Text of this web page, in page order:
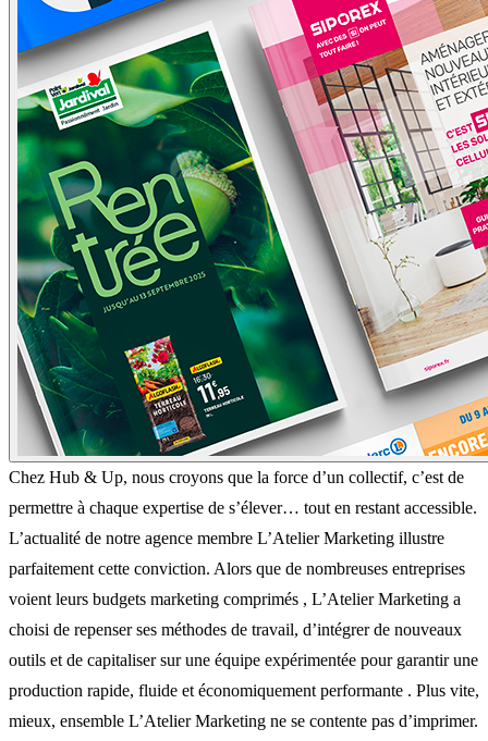
Chez Hub & Up, nous croyons que la force d’un collectif, c’est de
permettre à chaque expertise de s’élever… tout en restant accessible.
L’actualité de notre agence membre L’Atelier Marketing illustre
parfaitement cette conviction. Alors que de nombreuses entreprises
voient leurs budgets marketing comprimés , L’Atelier Marketing a
choisi de repenser ses méthodes de travail, d’intégrer de nouveaux
outils et de capitaliser sur une équipe expérimentée pour garantir une
production rapide, fluide et économiquement performante . Plus vite,
mieux, ensemble L’Atelier Marketing ne se contente pas d’imprimer.